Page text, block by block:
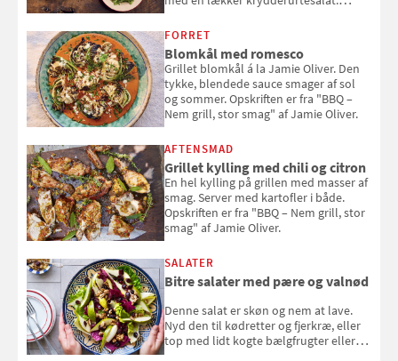
smag" af Jamie Oliver.
FORRET
Blomkål med romesco
Grillet blomkål á la Jamie Oliver. Den
tykke, blendede sauce smager af sol
og sommer. Opskriften er fra "BBQ –
Nem grill, stor smag" af Jamie Oliver.
AFTENSMAD
Grillet kylling med chili og citron
En hel kylling på grillen med masser af
smag. Server med kartofler i både.
Opskriften er fra "BBQ – Nem grill, stor
smag" af Jamie Oliver.
SALATER
Bitre salater med pære og valnød
Denne salat er skøn og nem at lave.
Nyd den til kødretter og fjerkræ, eller
top med lidt kogte bælgfrugter eller